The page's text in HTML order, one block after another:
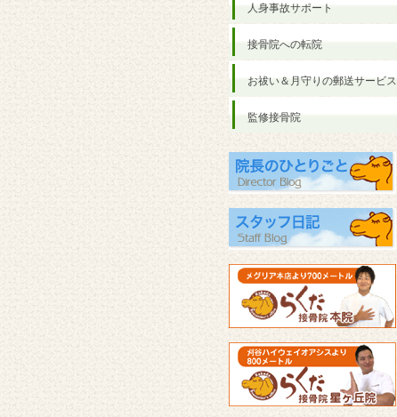
人身事故サポート
接骨院への転院
お祓い＆月守りの郵送サービス
監修接骨院